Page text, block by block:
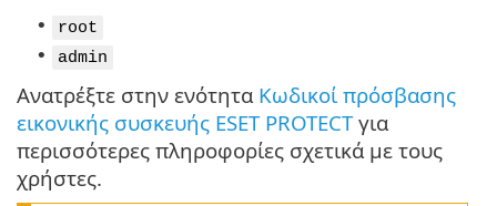
• root
• admin
Ανατρέξτε στην ενότητα Κωδικοί πρόσβασης
εικονικής συσκευής ESET PROTECTγια
περισσότερες πληροφορίες σχετικά με τους
χρήστες.